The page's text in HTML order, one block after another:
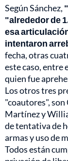
Según Sánchez,
"alrededor de
esa
intentaron
fecha, otras
este caso, entre
quien fue
Los otros tres
"coautores",
Martínez y
de tentativa de
armas y uso de
Todos están